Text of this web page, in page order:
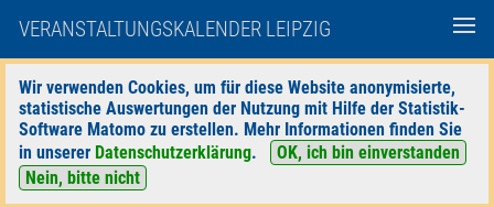
VERANSTALTUNGSKALENDER LEIPZIG
Wir verwenden Cookies, um für diese Website anonymisierte,
statistische Auswertungen der Nutzung mit Hilfe der Statistik-
Software Matomo zu erstellen. Mehr Informationen finden Sie
in unserer Datenschutzerklärung.
OK, ich bin einverstanden
Nein, bitte nicht